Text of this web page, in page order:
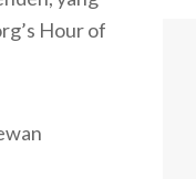
Hour of